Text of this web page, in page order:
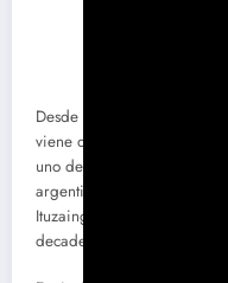
Desde P3ND3JO5 (2013)
viene despojándose de
uno de los cineastas más
argentino. Con la
Ituzaingó se traslada ahora
decadencia de una familia